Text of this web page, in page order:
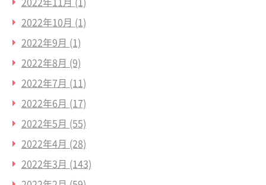
2022年10月 (1)
2022年9月 (1)
2022年8月 (9)
2022年7月 (11)
2022年6月 (17)
2022年5月 (55)
2022年4月 (28)
2022年3月 (143)